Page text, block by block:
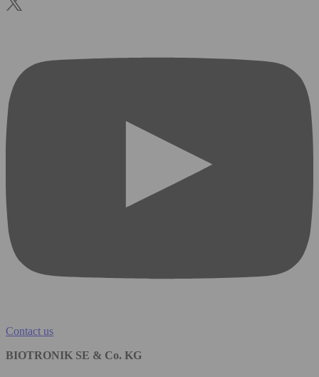
Contact us
BIOTRONIK SE & Co. KG